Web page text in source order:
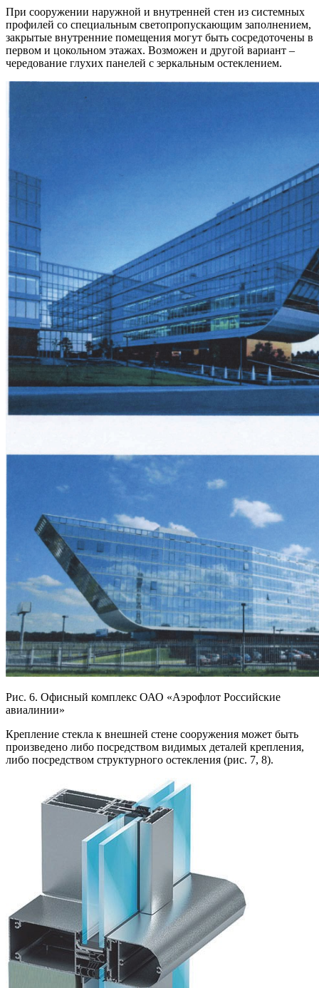
При сооружении наружной и внутренней стен из системных
профилей со специальным светопропускающим заполнением,
закрытые внутренние помещения могут быть сосредоточены в
первом и цокольном этажах. Возможен и другой вариант –
чередование глухих панелей с зеркальным остеклением.
Рис. 6. Офисный комплекс ОАО «Аэрофлот Российские
авиалинии»
Крепление стекла к внешней стене сооружения может быть
произведено либо посредством видимых деталей крепления,
либо посредством структурного остекления (рис. 7, 8).